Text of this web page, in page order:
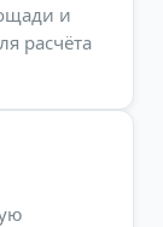
и
расчёта